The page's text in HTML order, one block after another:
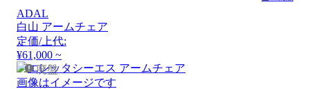
ADAL
白山 アームチェア
定価/上代:
¥61,000 ~
廃盤
画像はイメージです